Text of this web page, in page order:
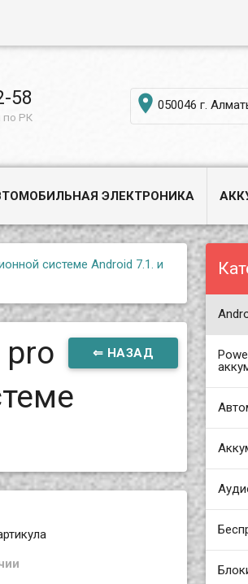
58
по РК
 050046 г.
ЭЛЕКТРОНИКА
системе Android 7.1. и
⇐ НАЗАД
pro